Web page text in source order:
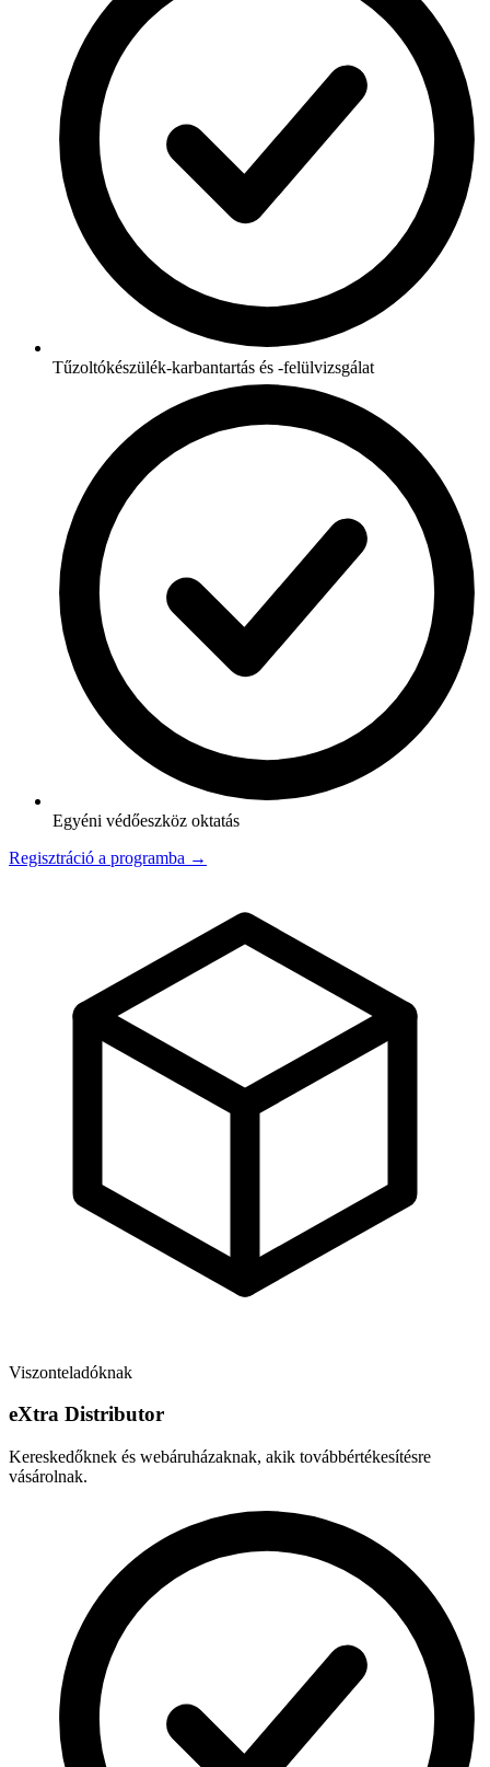
Tűzoltókészülék-karbantartás és -felülvizsgálat
Egyéni védőeszköz oktatás
Regisztráció a programba →
Viszonteladóknak
eXtra Distributor
Kereskedőknek és webáruházaknak, akik továbbértékesítésre
vásárolnak.